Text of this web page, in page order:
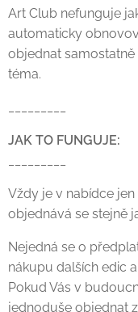
Art Club nefunguje
automaticky
objednat
téma.
JAK TO FUNGUJE:
Vždy je v nabídce
objednává se stejně
Nejedná se o
nákupu dalších edic
Pokud Vás v
jednoduše objednat